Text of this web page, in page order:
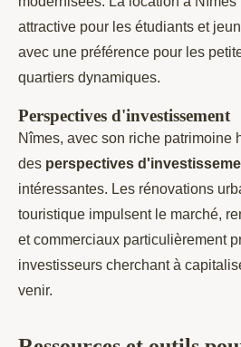
attractive pour les étudiants et
avec une préférence pour les
quartiers dynamiques.
Perspectives d'investissement
Nîmes, avec son riche patrimoine
des perspectives
intéressantes. Les rénovations
touristique impulsent le marché,
et commerciaux particulièrement
investisseurs cherchant à
venir.